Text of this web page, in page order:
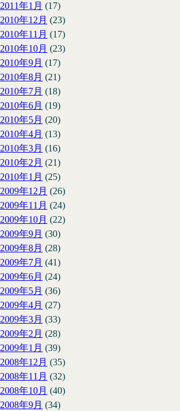
2011年1月 (17)
2010年12月 (23)
2010年11月 (17)
2010年10月 (23)
2010年9月 (17)
2010年8月 (21)
2010年7月 (18)
2010年6月 (19)
2010年5月 (20)
2010年4月 (13)
2010年3月 (16)
2010年2月 (21)
2010年1月 (25)
2009年12月 (26)
2009年11月 (24)
2009年10月 (22)
2009年9月 (30)
2009年8月 (28)
2009年7月 (41)
2009年6月 (24)
2009年5月 (36)
2009年4月 (27)
2009年3月 (33)
2009年2月 (28)
2009年1月 (39)
2008年12月 (35)
2008年11月 (32)
2008年10月 (40)
2008年9月 (34)